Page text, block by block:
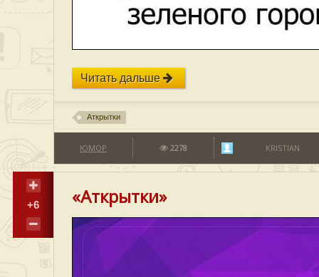
Читать дальше
Аткрытки
ЮМОР 2278 KRISTIAN
+6 «Аткрытки»